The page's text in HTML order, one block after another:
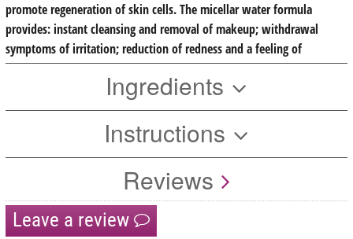
promote regeneration of skin cells. The micellar water formula
provides: instant cleansing and removal of makeup; withdrawal
symptoms of irritation; reduction of redness and a feeling of
Ingredients
Instructions
Reviews
Leave a review